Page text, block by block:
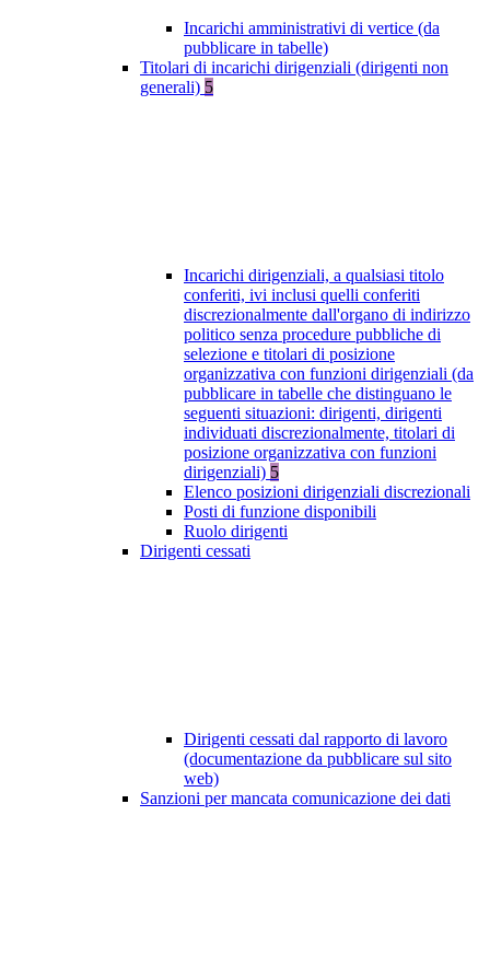
Incarichi amministrativi di vertice (da
pubblicare in tabelle)
Titolari di incarichi dirigenziali (dirigenti non
generali) 5
Incarichi dirigenziali, a qualsiasi titolo
conferiti, ivi inclusi quelli conferiti
discrezionalmente dall'organo di indirizzo
politico senza procedure pubbliche di
selezione e titolari di posizione
organizzativa con funzioni dirigenziali (da
pubblicare in tabelle che distinguano le
seguenti situazioni: dirigenti, dirigenti
individuati discrezionalmente, titolari di
posizione organizzativa con funzioni
dirigenziali) 5
Elenco posizioni dirigenziali discrezionali
Posti di funzione disponibili
Ruolo dirigenti
Dirigenti cessati
Dirigenti cessati dal rapporto di lavoro
(documentazione da pubblicare sul sito
web)
Sanzioni per mancata comunicazione dei dati